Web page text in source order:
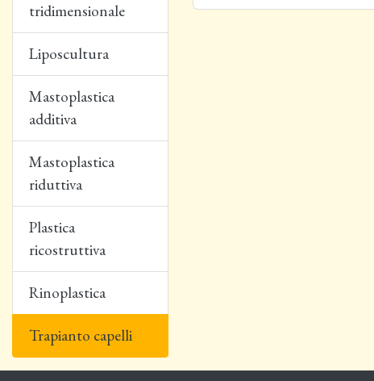
tridimensionale
Liposcultura
Mastoplastica
additiva
Mastoplastica
riduttiva
Plastica
ricostruttiva
Rinoplastica
Trapianto capelli